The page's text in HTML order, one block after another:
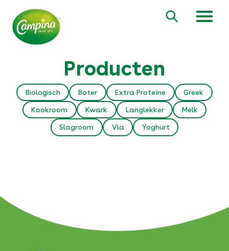
naar
Zoeken
Producten
Biologisch Boter Extra Proteïne Greek
Kookroom Kwark Langlekker Melk
Slagroom Vla Yoghurt